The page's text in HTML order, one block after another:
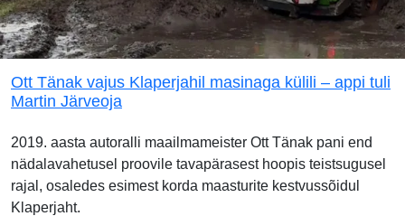
Ott Tänak vajus Klaperjahil masinaga külili – appi tuli
Martin Järveoja
2019. aasta autoralli maailmameister Ott Tänak pani end
nädalavahetusel proovile tavapärasest hoopis teistsugusel
rajal, osaledes esimest korda maasturite kestvussõidul
Klaperjaht.